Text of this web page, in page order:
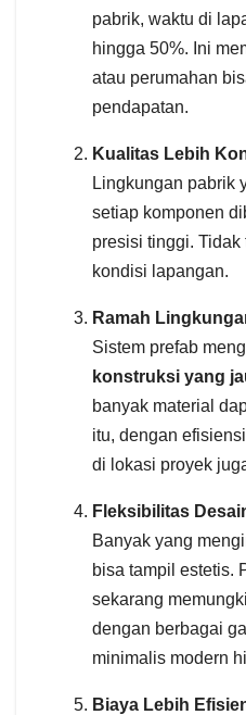
pabrik, waktu di
hingga 50%. Ini
atau perumahan
pendapatan.
Kualitas Lebih
Lingkungan pabrik
setiap komponen
presisi tinggi.
kondisi lapangan.
Ramah
Sistem prefab
konstruksi yang
banyak material
itu, dengan
di lokasi proyek
Fleksibilitas
Banyak yang
bisa tampil estetis.
sekarang
dengan berbagai
minimalis modern
Biaya Lebih